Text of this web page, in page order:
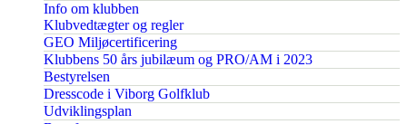
Info om klubben
Klubvedtægter og regler
GEO Miljøcertificering
Klubbens 50 års jubilæum og PRO/AM i 2023
Bestyrelsen
Dresscode i Viborg Golfklub
Udviklingsplan